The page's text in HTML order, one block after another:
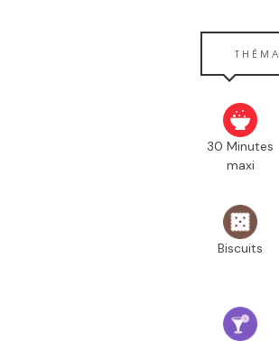
30 Minutes
maxi
Biscuits